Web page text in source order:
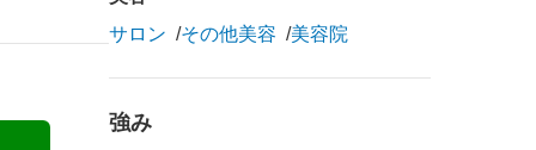
サロン
その他美容 美容院
強み